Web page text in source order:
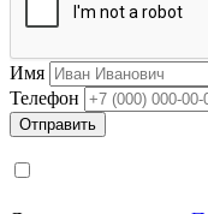
Имя
Телефон